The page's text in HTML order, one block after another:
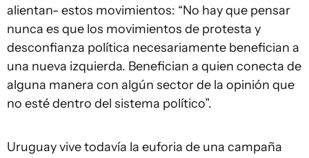
alientan- estos movimientos: “No hay que pensar
nunca es que los movimientos de protesta y
desconfianza política necesariamente benefician a
una nueva izquierda. Benefician a quien conecta de
alguna manera con algún sector de la opinión que
no esté dentro del sistema político”.
Uruguay vive todavía la euforia de una campaña